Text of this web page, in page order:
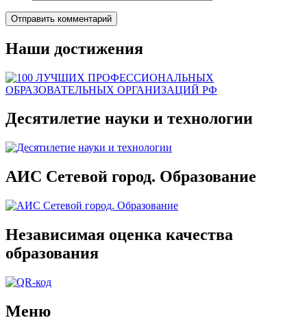
Наши достижения
Десятилетие науки и технологии
АИС Сетевой город. Образование
Независимая оценка качества
образования
Меню